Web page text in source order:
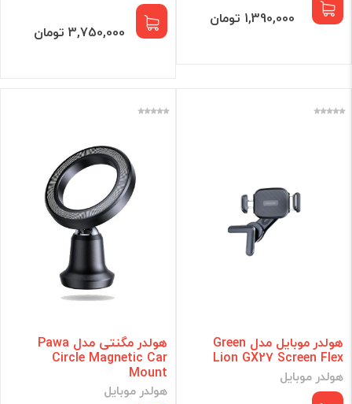
1,390,000 تومان
3,750,000 تومان
هولدر موبایل مدل Green
Lion GX27 Screen Flex
هولدر موبایل
هولدر مگنتی مدل Pawa
Circle Magnetic Car
Mount
هولدر موبایل